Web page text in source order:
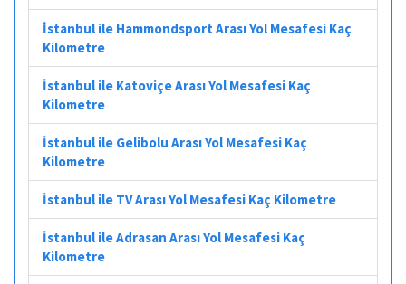
İstanbul ile Hammondsport Arası Yol Mesafesi Kaç
Kilometre
İstanbul ile Katoviçe Arası Yol Mesafesi Kaç
Kilometre
İstanbul ile Gelibolu Arası Yol Mesafesi Kaç
Kilometre
İstanbul ile TV Arası Yol Mesafesi Kaç Kilometre
İstanbul ile Adrasan Arası Yol Mesafesi Kaç
Kilometre